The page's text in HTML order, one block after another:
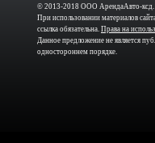
© 2013-2018 ООО АрендаАвто-ксд.
При использовании материалов
ссылка обязательна. Права на
Данное предложение не является
одностороннем порядке.